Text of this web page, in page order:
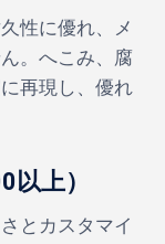
性に優れ、メ
。へこみ、腐
再現し、優れ
上）
とカスタマイ